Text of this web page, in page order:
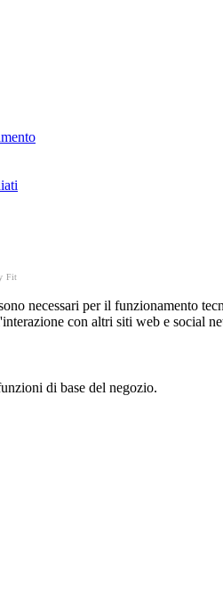
Fit
necessari per il funzionamento
con altri siti web e social
di base del negozio.